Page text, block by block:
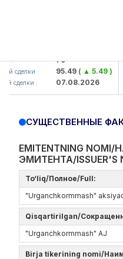
: 79
сделки : 95.49( ▲ 5.49 )
сделки : 07.08.2026
СУЩЕСТВЕННЫЕ
EMITENTNING
ЭМИТЕНТА/ISSUER'S
To‘liq/Полное/Full:
"Urganchkormmash"
Qisqartirilgan/
"Urganchkormmash" AJ
Birja tikerining nomi/